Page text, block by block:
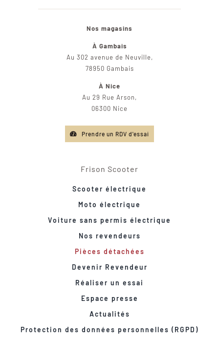
Nos magasins
À Gambais
Au 302 avenue de Neuville,
78950 Gambais
À Nice
Au 29 Rue Arson,
06300 Nice
Prendre un RDV d'essai
Frison Scooter
Scooter électrique
Moto électrique
Voiture sans permis électrique
Nos revendeurs
Pièces détachées
Devenir Revendeur
Réaliser un essai
Espace presse
Actualités
Protection des données personnelles (RGPD)